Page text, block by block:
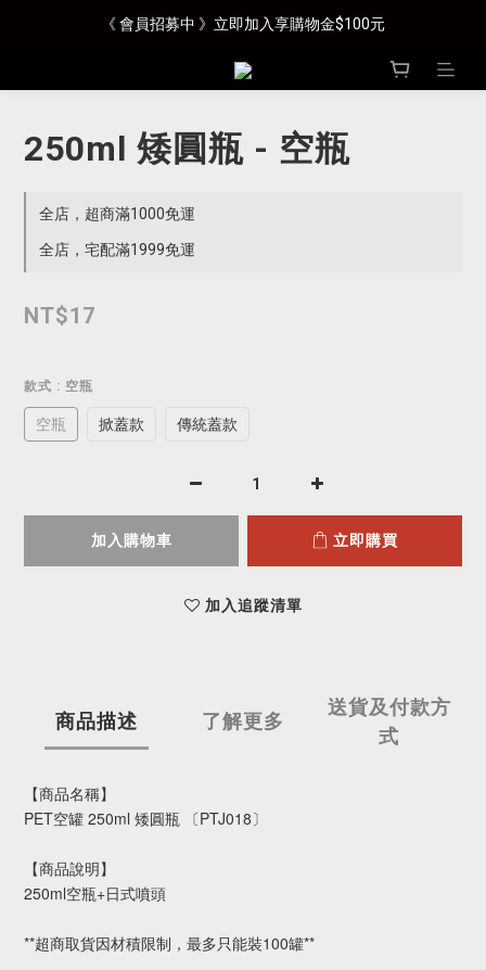
《 會員招募中 》立即加入享購物金$100元
250ml 矮圓瓶 - 空瓶
全店，超商滿1000免運
全店，宅配滿1999免運
NT$17
款式 : 空瓶
空瓶 掀蓋款 傳統蓋款
加入購物車 立即購買
加入追蹤清單
商品描述 了解更多
送貨及付款方
式
【商品名稱】
PET空罐 250ml 矮圓瓶 〔PTJ018〕
【商品說明】
250ml空瓶+日式噴頭
**超商取貨因材積限制，最多只能裝100罐**